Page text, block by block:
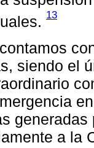
13
siendo el
a la